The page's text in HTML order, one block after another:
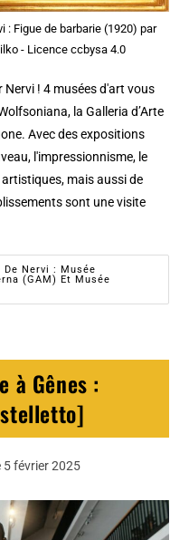
: Figue de barbarie (1920) par
- Licence ccbysa 4.0
! 4 musées d'art vous
la Galleria d’Arte
Avec des expositions
l'impressionnisme, le
mais aussi de
sont une visite
De Nervi : Musée
(GAM) Et Musée
à Gênes :
5 février 2025